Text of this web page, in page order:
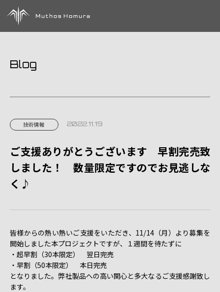
Blog
技術情報 2022.11.19
ご支援ありがとうございます 早割完売致
しました！ 数量限定ですのでお見逃しな
く♪
皆様からの熱い熱いご支援をいただき、11/14（月）より募集を
開始しました本プロジェクトですが、１週間を待たずに
・超早割（30本限定） 翌日完売
・早割（50本限定） 本日完売
となりました。弊社製品への高い関心と多大なるご支援感謝致し
ます。